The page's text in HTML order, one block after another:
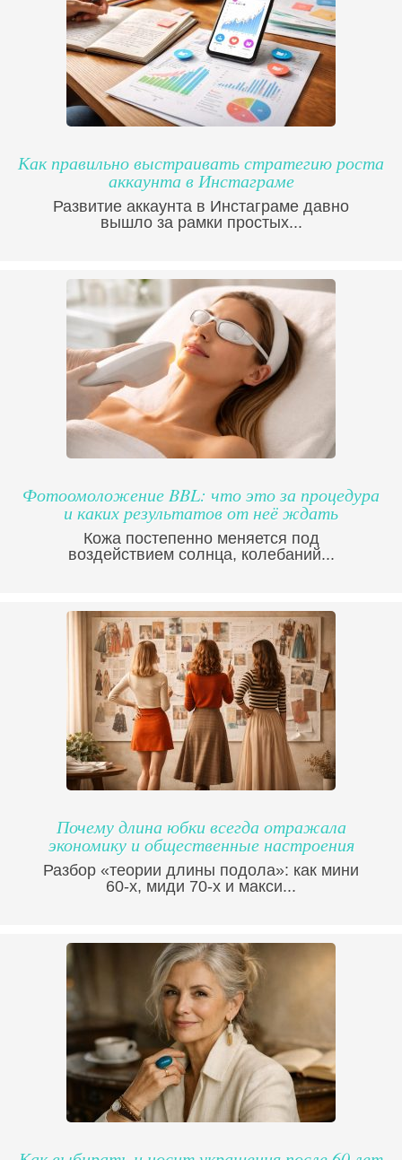
Как правильно выстраивать стратегию роста
аккаунта в Инстаграме
Развитие аккаунта в Инстаграме давно
вышло за рамки простых...
Фотоомоложение BBL: что это за процедура
и каких результатов от неё ждать
Кожа постепенно меняется под
воздействием солнца, колебаний...
Почему длина юбки всегда отражала
экономику и общественные настроения
Разбор «теории длины подола»: как мини
60-х, миди 70-х и макси...